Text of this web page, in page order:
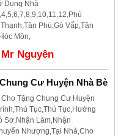
Dụng Nhà
Phú,Gò Vấp,Tân
Môn,
Nguyên
Cư Huyện Nhà Bè
Tặng Chung Cư Huyện
Tục,Thủ Tục,Hướng
Sơ,Nhận Làm,Nhận
Nhượng,Tại Nhà,Cho